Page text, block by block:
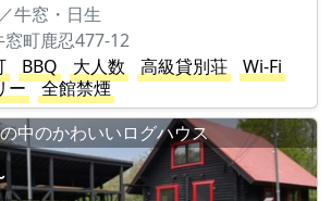
牛窓・日生
町鹿忍477-12
BBQ 大人数 高級貸別荘
Wi-Fi
ー
全館禁煙
中のかわいいログハウス